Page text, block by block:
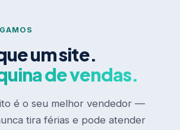
um site.
de vendas.
é o seu melhor vendedor —
tira férias e pode atender